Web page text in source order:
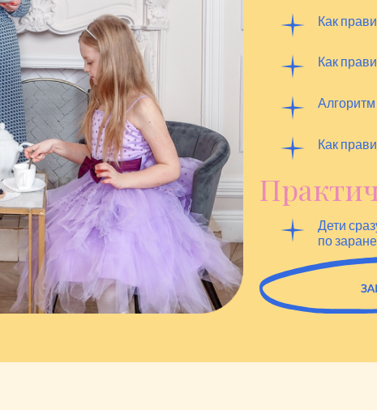
Как
Как
Как
Дети
по